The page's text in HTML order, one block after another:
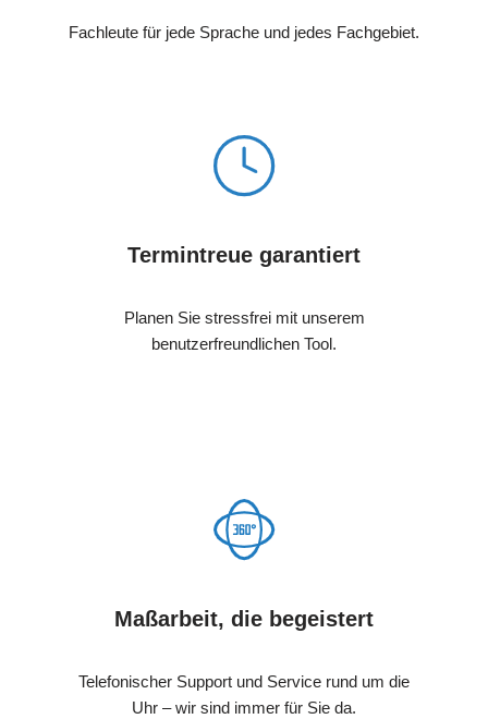
Fachleute für jede Sprache und jedes Fachgebiet.
Termintreue garantiert
Planen Sie stressfrei mit unserem
benutzerfreundlichen Tool.
Maßarbeit, die begeistert
Telefonischer Support und Service rund um die
Uhr – wir sind immer für Sie da.